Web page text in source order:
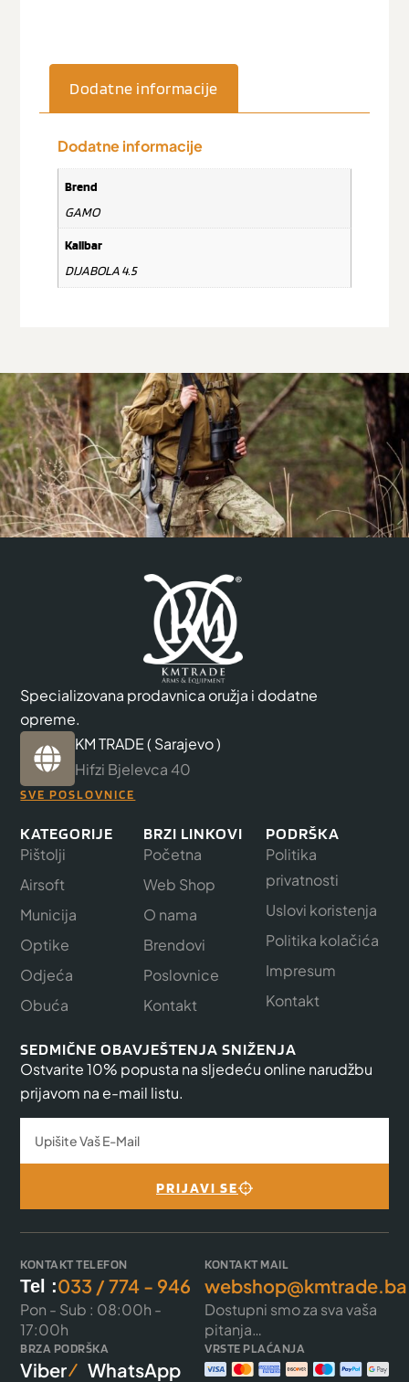
Dodatne informacije
Dodatne informacije
Brend
GAMO
Kalibar
DIJABOLA 4.5
Specializovana prodavnica oružja i dodatne
opreme.
KM TRADE ( Sarajevo )
Hifzi Bjelevca 40
SVE POSLOVNICE
KATEGORIJE
Pištolji
Airsoft
Municija
Optike
Odjeća
Obuća
BRZI LINKOVI
Početna
Web Shop
O nama
Brendovi
Poslovnice
Kontakt
PODRŠKA
Politika
privatnosti
Uslovi koristenja
Politika kolačića
Impresum
Kontakt
SEDMIČNE OBAVJEŠTENJA SNIŽENJA
Ostvarite 10% popusta na sljedeću online narudžbu
prijavom na e-mail listu.
PRIJAVI SE
KONTAKT TELEFON
Tel :033 / 774 - 946
Pon - Sub : 08:00h -
17:00h
KONTAKT MAIL
webshop@kmtrade.ba
Dostupni smo za sva vaša
pitanja…
BRZA PODRŠKA
Viber WhatsApp
VRSTE PLAĆANJA